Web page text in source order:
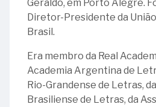
Brasil:
90
de
história
e
compromisso
29
Nacional
do
Livro
Albuquerque
-
Instituto
Serzedello
Corrêa
Geraldo, em Porto Alegre.
Diretor-Presidente da
Brasil.
Era membro da Real
Academia Argentina de
Rio-Grandense de Letras,
Brasiliense de Letras, da